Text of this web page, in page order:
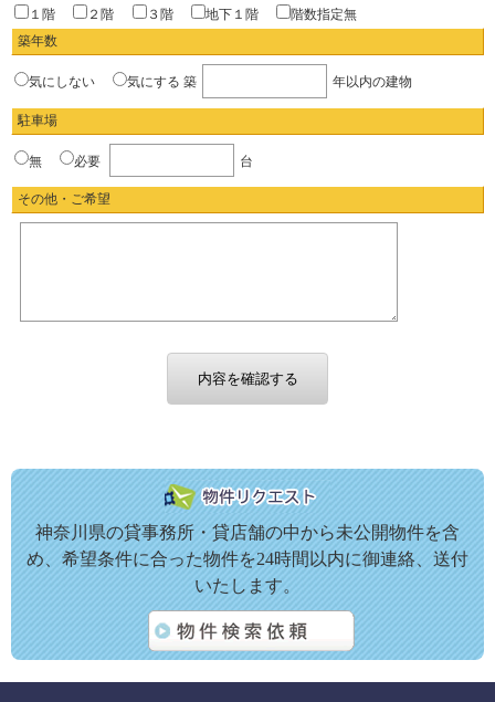
神奈川県の貸事務所・貸店舗の中から未公開物件を含
め、希望条件に合った物件を24時間以内に御連絡、送付
いたします。
１階 ２階 ３階 地下１階
階数指定無
築年数
気にしない 気にする 築 年以内の建物
駐車場
無 必要 台
その他・ご希望